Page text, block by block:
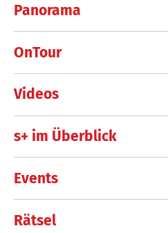
Panorama
OnTour
Videos
s+ im Überblick
Events
Rätsel